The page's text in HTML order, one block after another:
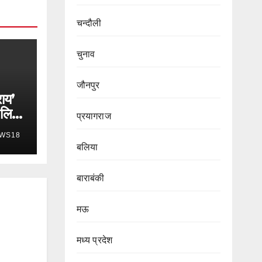
में
चन्दौली
चुनाव
जौनपुर
प्रयागराज
बलिया
बाराबंकी
मऊ
मध्य प्रदेश